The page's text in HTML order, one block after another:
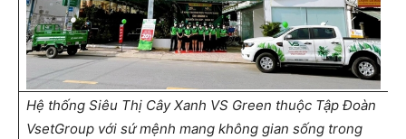
Hệ thống Siêu Thị Cây Xanh VS Green thuộc Tập Đoàn
VsetGroup với sứ mệnh mang không gian sống trong